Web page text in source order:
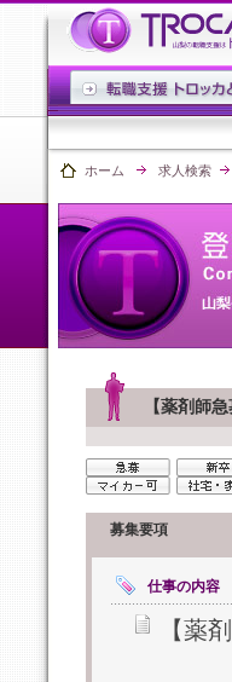
ホーム 求人検索
【薬剤師
募集要項
仕事の内容
【薬